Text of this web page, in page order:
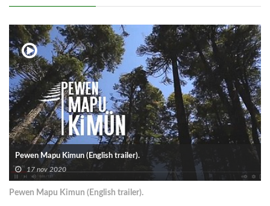
Pewen Mapu Kimun (English trailer).
17 nov 2020
Pewen Mapu Kimun (English trailer).